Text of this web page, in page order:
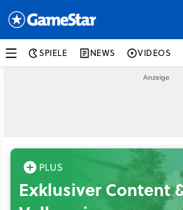
SPIELE NEWS VIDEOS
Exklusiver Content